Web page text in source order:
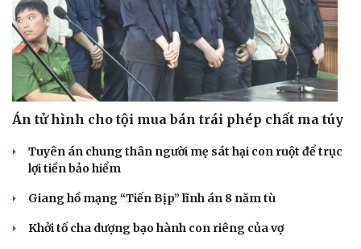
Án tử hình cho tội mua bán trái phép chất ma túy
Tuyên án chung thân người mẹ sát hại con ruột để trục
lợi tiền bảo hiểm
Giang hồ mạng “Tiến Bịp” lĩnh án 8 năm tù
Khởi tố cha dượng bạo hành con riêng của vợ